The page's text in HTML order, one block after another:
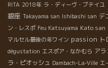
RITA 2018年 ラ・ディーヴ・ブテイユ
銀座 Takayama san Ishibashi san デ
ン・レスポ Feu Katsuyama Kato san
マルセル最後の年ワイン passion
dégustation エスポア・なかむら ア
ラ・ピオッシュ Dambach-La-Ville エ